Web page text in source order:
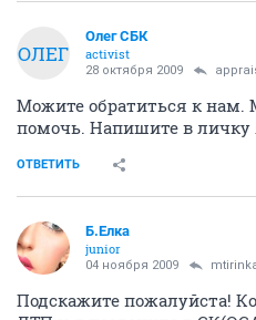
ОЛЕГ
Олег СБК
activist
28 октября 2009
Можите обратиться к нам.
помочь. Напишите в личку
ОТВЕТИТЬ
Б.Елка
junior
04 ноября 2009
Подскажите пожалуйста!